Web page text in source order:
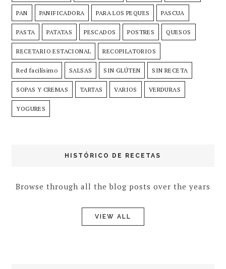
PAN PANIFICADORA PARA LOS PEQUES PASCUA
PASTA PATATAS PESCADOS POSTRES QUESOS
RECETARIO ESTACIONAL RECOPILATORIOS
Red facilísimo SALSAS SIN GLÚTEN SIN RECETA
SOPAS Y CREMAS TARTAS VARIOS VERDURAS
YOGURES
HISTÓRICO DE RECETAS
Browse through all the blog posts over the years
VIEW ALL